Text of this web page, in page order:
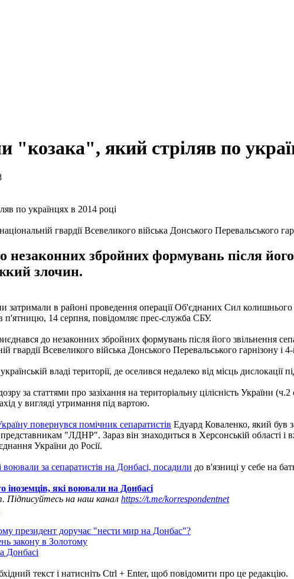
"козака", який стріляв по
гвардії Всевеликого війська Донського Перевальського
збройних формувань після
злочин.
затримали в районі проведення операції Об'єднаних Сил
п'ятницю, 14 серпня, повідомляє прес-служба СБУ.
до незаконних збройних формувань після його звільнення
гвардії Всевеликого війська Донського Перевальського гарнізону
владі території, де оселився недалеко від місць дислокації
за статтями про зазіхання на територіальну цілісність України
у вигляді утримання під вартою.
повернувся помічник сепаратистів Едуард Коваленко, який був
"ЛДНР". Зараз він знаходиться в Херсонській області і
України до Росії.
воювали за сепаратистів на Донбасі, посадили до в'язниці у себе на
які воювали на Донбасі
Підписуйтесь на наш канал https://t.me/korrespondentnet
президент доручає "нести мир на Донбас"?
закону в Золотому
Донбасі
текст і натисніть Ctrl + Enter, щоб повідомити про це редакцію.